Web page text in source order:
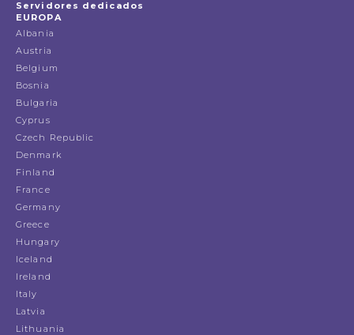
Servidores dedicados
EUROPA
Albania
Austria
Belgium
Bosnia
Bulgaria
Cyprus
Czech Republic
Denmark
Finland
France
Germany
Greece
Hungary
Iceland
Ireland
Italy
Latvia
Lithuania